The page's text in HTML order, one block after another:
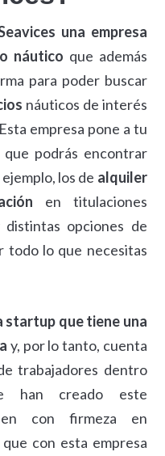
una empresa
náutico que además
para poder buscar
náuticos de interés
empresa pone a tu
que podrás encontrar
los de alquiler
en titulaciones
distintas opciones de
todo lo que necesitas
startup que tiene una
y, por lo tanto, cuenta
trabajadores dentro
han creado este
con firmeza en
con esta empresa